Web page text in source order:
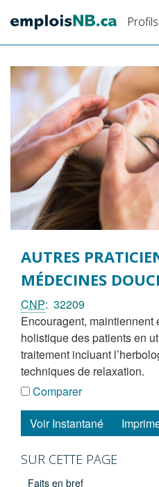
au
contenu
Profils
AUTRES
MÉDECINES
CNP 32209
encouragent, maintiennent et rétablissent la santé
holistique des patients en
traitement incluant
techniques de relaxation.
Comparer
Voir Instantané
SUR CETTE PAGE
Faits en bref